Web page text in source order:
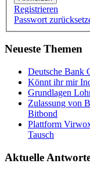
Registrieren
Passwort
Neueste Themen
Deutsche Bank
Könnt ihr mir
Grundlagen
Zulassung von
Bitbond
Plattform
Tausch
Aktuelle